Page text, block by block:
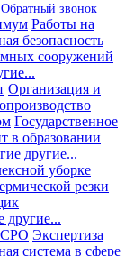
Обратный звонок
Работы на
безопасность
сооружений
Организация и
Государственное
в образовании
другие...
уборке
резки
другие...
СРО Экспертиза
система в сфере